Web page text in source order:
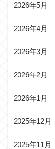
2026年5月
2026年4月
2026年3月
2026年2月
2026年1月
2025年12月
2025年11月